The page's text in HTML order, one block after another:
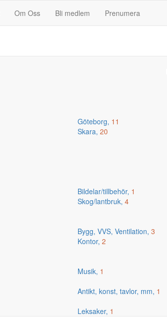
Om Oss Bli medlem Prenumera
Göteborg, 11
Skara, 20
Bildelar/tillbehör, 1
Skog/lantbruk, 4
Bygg, VVS, Ventilation, 3
Kontor, 2
Musik, 1
Antikt, konst, tavlor, mm, 1
Leksaker, 1